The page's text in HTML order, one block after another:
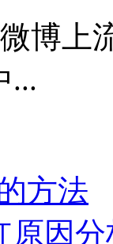
博上
...
方法
原因分